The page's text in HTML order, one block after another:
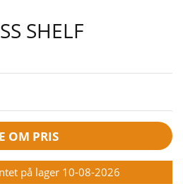
SHELF
OM PRIS
på lager 10-08-2026